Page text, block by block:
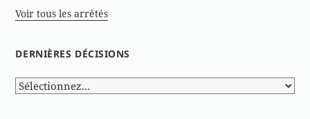
Voir tous les arrêtés
DERNIÈRES DÉCISIONS